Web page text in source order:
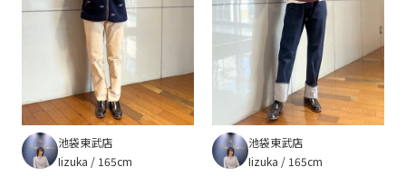
池袋東武店
Iizuka
165cm
池袋東武店
Iizuka
165cm